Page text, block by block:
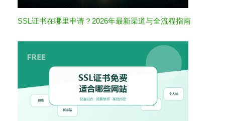
SSL证书在哪里申请？2026年最新渠道与全流程指南